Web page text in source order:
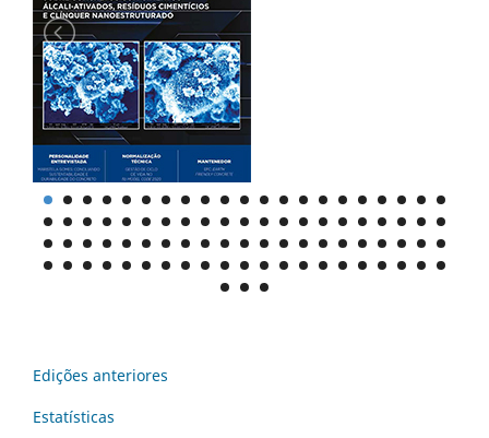
Edições anteriores
Estatísticas